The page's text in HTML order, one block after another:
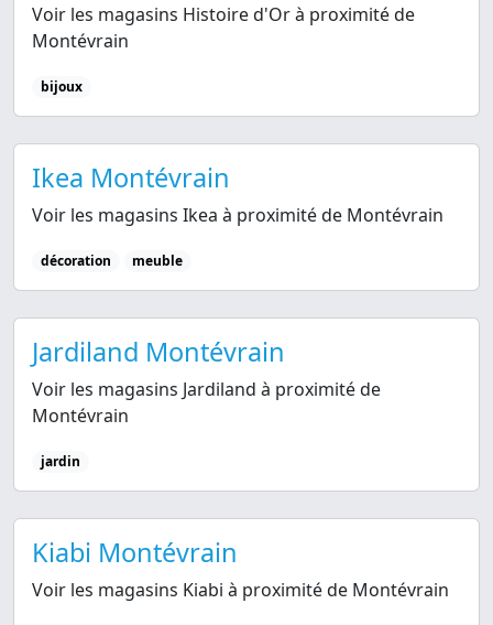
Voir les magasins Histoire d'Or à proximité de
Montévrain
bijoux
Ikea Montévrain
Voir les magasins Ikea à proximité de Montévrain
décoration meuble
Jardiland Montévrain
Voir les magasins Jardiland à proximité de
Montévrain
jardin
Kiabi Montévrain
Voir les magasins Kiabi à proximité de Montévrain